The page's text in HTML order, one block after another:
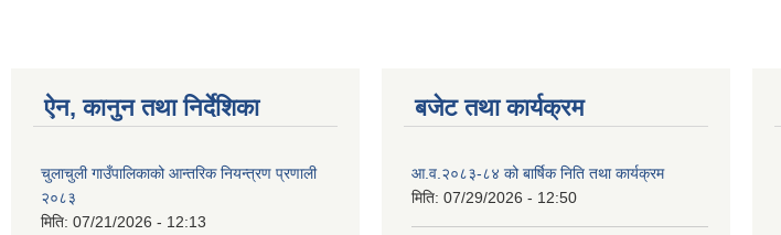
ऐन, कानुन तथा निर्देशिका
चुलाचुली गाउँपालिकाको आन्तरिक नियन्त्रण प्रणाली
२०८३
मिति: 07/21/2026 - 12:13
बजेट तथा कार्यक्रम
आ.व.२०८३-८४ को बार्षिक निति तथा कार्यक्रम
मिति: 07/29/2026 - 12:50